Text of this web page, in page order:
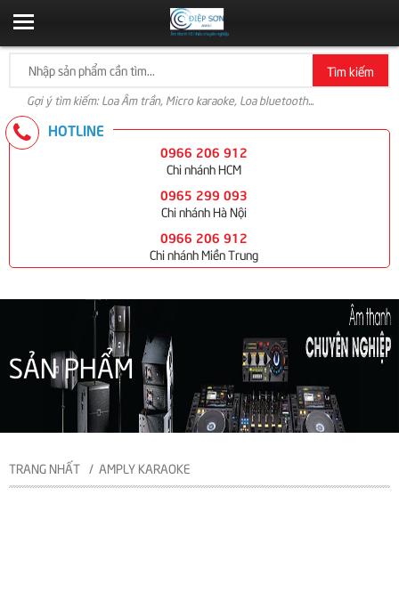
Tìm kiếm
Gợi ý tìm kiếm: Loa Âm trần, Micro karaoke, Loa bluetooth...
HOTLINE
0966 206 912
Chi nhánh HCM
0965 299 093
Chi nhánh Hà Nội
0966 206 912
Chi nhánh Miền Trung
SẢN PHẨM
TRANG NHẤT AMPLY KARAOKE